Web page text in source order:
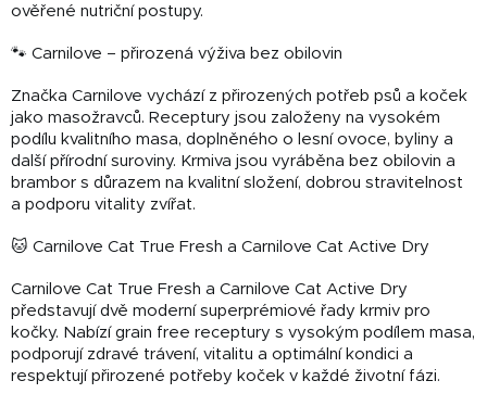
ověřené nutriční postupy.
🐾 Carnilove – přirozená výživa bez obilovin
Značka Carnilove vychází z přirozených potřeb psů a koček
jako masožravců. Receptury jsou založeny na vysokém
podílu kvalitního masa, doplněného o lesní ovoce, byliny a
další přírodní suroviny. Krmiva jsou vyráběna bez obilovin a
brambor s důrazem na kvalitní složení, dobrou stravitelnost
a podporu vitality zvířat.
🐱 Carnilove Cat True Fresh a Carnilove Cat Active Dry
Carnilove Cat True Fresh a Carnilove Cat Active Dry
představují dvě moderní superprémiové řady krmiv pro
kočky. Nabízí grain free receptury s vysokým podílem masa,
podporují zdravé trávení, vitalitu a optimální kondici a
respektují přirozené potřeby koček v každé životní fázi.